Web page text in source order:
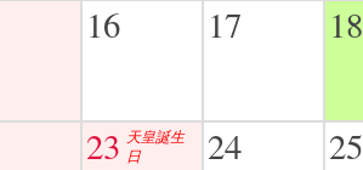
16 17 18
23 天皇誕生
日
24 25